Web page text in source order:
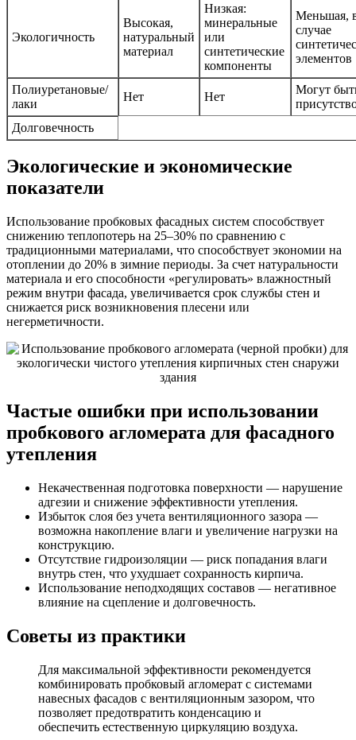
Экологичность
Высокая,
натуральный
материал
Низкая:
минеральные
или
синтетические
компоненты
Меньшая,
случае
элементов
Полиуретановые/
лаки
Нет Нет
Могут
Долговечность
Экологические и экономические
показатели
Использование пробковых фасадных систем способствует
снижению теплопотерь на 25–30% по сравнению с
традиционными материалами, что способствует экономии на
отоплении до 20% в зимние периоды. За счет натуральности
материала и его способности «регулировать» влажностный
режим внутри фасада, увеличивается срок службы стен и
снижается риск возникновения плесени или
негерметичности.
Частые ошибки при использовании
пробкового агломерата для фасадного
утепления
Некачественная подготовка поверхности — нарушение
адгезии и снижение эффективности утепления.
Избыток слоя без учета вентиляционного зазора —
возможна накопление влаги и увеличение нагрузки на
конструкцию.
Отсутствие гидроизоляции — риск попадания влаги
внутрь стен, что ухудшает сохранность кирпича.
Использование неподходящих составов — негативное
влияние на сцепление и долговечность.
Советы из практики
Для максимальной эффективности рекомендуется
комбинировать пробковый агломерат с системами
навесных фасадов с вентиляционным зазором, что
позволяет предотвратить конденсацию и
обеспечить естественную циркуляцию воздуха.